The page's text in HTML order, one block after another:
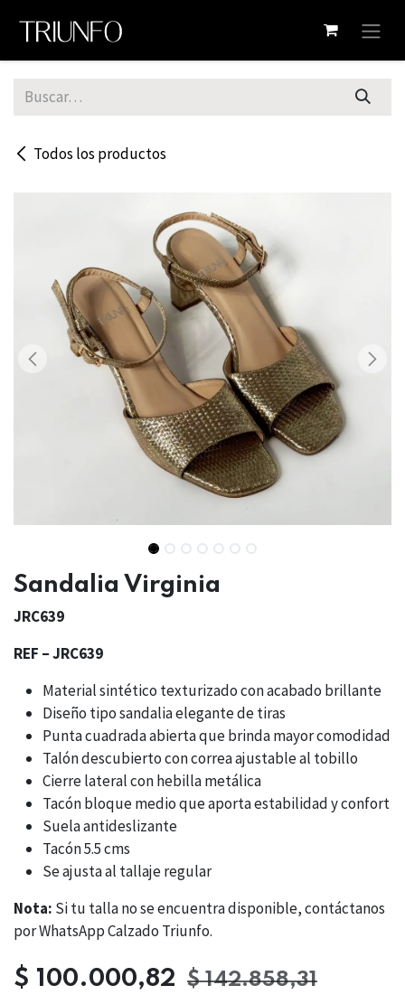
Todos los productos
Sandalia Virginia
JRC639
REF – JRC639
Material sintético texturizado con acabado brillante
Diseño tipo sandalia elegante de tiras
Punta cuadrada abierta que brinda mayor comodidad
Talón descubierto con correa ajustable al tobillo
Cierre lateral con hebilla metálica
Tacón bloque medio que aporta estabilidad y confort
Suela antideslizante
Tacón 5.5 cms
Se ajusta al tallaje regular
Nota: Si tu talla no se encuentra disponible, contáctanos
por WhatsApp Calzado Triunfo.
$ 100.000,82 $142.858,31